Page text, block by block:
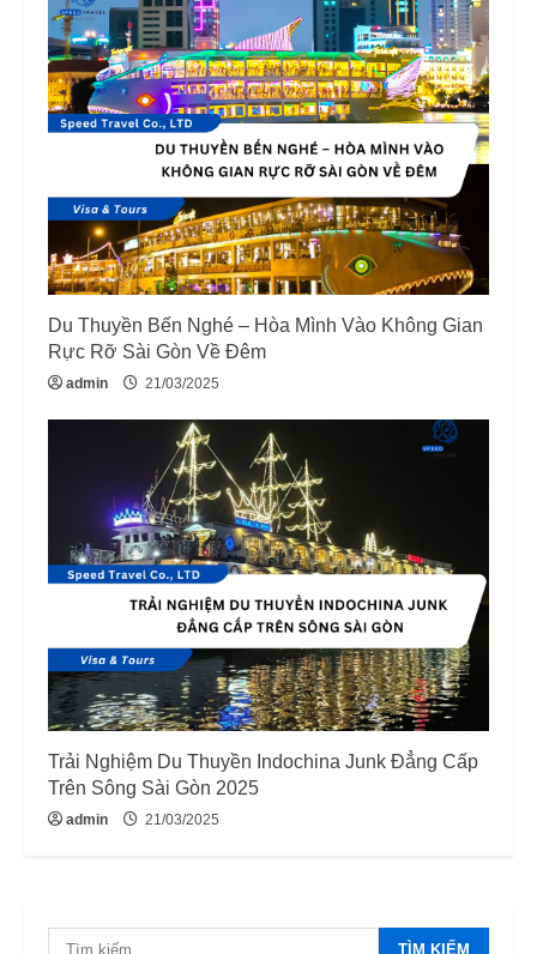
Du Thuyền Bến Nghé – Hòa Mình Vào Không Gian
Rực Rỡ Sài Gòn Về Đêm
admin 21/03/2025
Trải Nghiệm Du Thuyền Indochina Junk Đẳng Cấp
Trên Sông Sài Gòn 2025
admin 21/03/2025
Tìm